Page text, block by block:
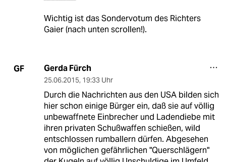
Wichtig ist das Sondervotum des Richters
Gaier (nach unten scrollen!).
GF Gerda Fürch
25.06.2015, 19:33 Uhr
Durch die Nachrichten aus den USA bilden sich
hier schon einige Bürger ein, daß sie auf völlig
unbewaffnete Einbrecher und Ladendiebe mit
ihren privaten Schußwaffen schießen, wild
entschlossen rumballern dürfen. Abgesehen
von möglichen gefährlichen "Querschlägern"